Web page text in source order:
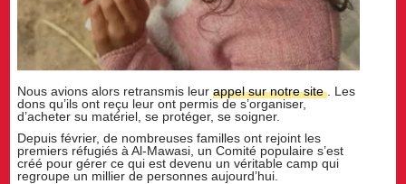
Nous avions alors retransmis leurappel sur notre site . Les
dons qu’ils ont reçu leur ont permis de s’organiser,
d’acheter su matériel, se protéger, se soigner.
Depuis février, de nombreuses familles ont rejoint les
premiers réfugiés à Al-Mawasi, un Comité populaire s’est
créé pour gérer ce qui est devenu un véritable camp qui
regroupe un millier de personnes aujourd’hui.